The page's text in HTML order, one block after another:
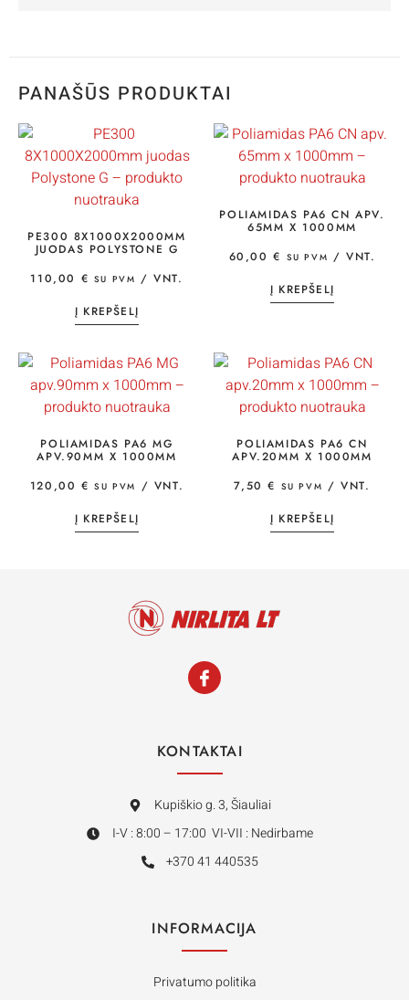
PANAŠŪS PRODUKTAI
PE300 8X1000X2000MM
JUODAS POLYSTONE G
110,00 € SU PVM / VNT.
Į KREPŠELĮ
POLIAMIDAS PA6 CN APV.
65MM X 1000MM
60,00€ SU PVM / VNT.
Į KREPŠELĮ
POLIAMIDAS PA6 MG
APV.90MM X 1000MM
120,00€ SU PVM / VNT.
Į KREPŠELĮ
POLIAMIDAS PA6 CN
APV.20MM X 1000MM
7,50€ SU PVM / VNT.
Į KREPŠELĮ
KONTAKTAI
Kupiškio g. 3, Šiauliai
I-V : 8:00 – 17:00 VI-VII : Nedirbame
+370 41 440535
INFORMACIJA
Privatumo politika